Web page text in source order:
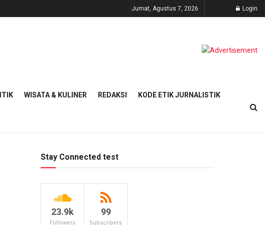
Jumat, Agustus 7, 2026 Login
WISATA & KULINER REDAKSI KODE ETIK JURNALISTIK
Stay Connected test
23.9k
Followers
99
Subscribers